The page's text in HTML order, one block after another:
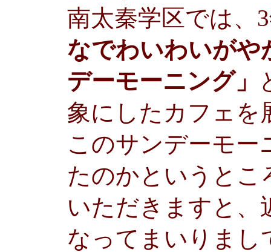
南太秦学区では、
なでわいわいがや
デーモーニング」
象にしたカフェを
このサンデーモー
たのかというとこ
いただきますと、
なってまいりまし